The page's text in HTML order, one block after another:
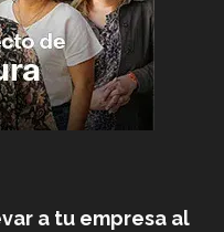
a tu empresa al